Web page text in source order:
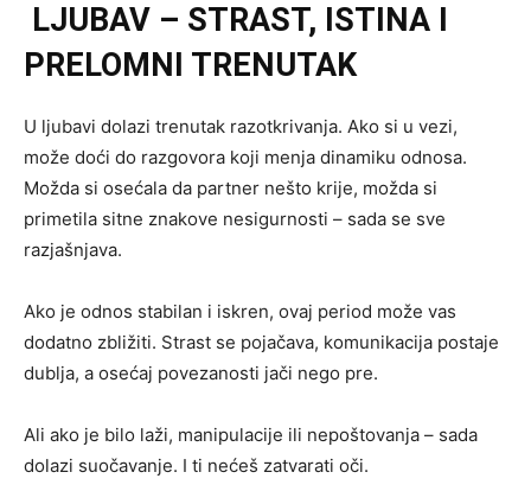
LJUBAV – STRAST, ISTINA I
PRELOMNI TRENUTAK
U ljubavi dolazi trenutak razotkrivanja. Ako si u vezi,
može doći do razgovora koji menja dinamiku odnosa.
Možda si osećala da partner nešto krije, možda si
primetila sitne znakove nesigurnosti – sada se sve
razjašnjava.
Ako je odnos stabilan i iskren, ovaj period može vas
dodatno zbližiti. Strast se pojačava, komunikacija postaje
dublja, a osećaj povezanosti jači nego pre.
Ali ako je bilo laži, manipulacije ili nepoštovanja – sada
dolazi suočavanje. I ti nećeš zatvarati oči.